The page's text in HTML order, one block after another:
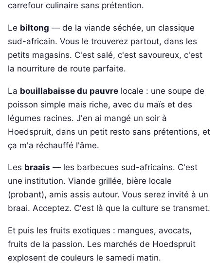
carrefour culinaire sans prétention.
Le biltong — de la viande séchée, un classique
sud-africain. Vous le trouverez partout, dans les
petits magasins. C'est salé, c'est savoureux, c'est
la nourriture de route parfaite.
La bouillabaisse du pauvre locale : une soupe de
poisson simple mais riche, avec du maïs et des
légumes racines. J'en ai mangé un soir à
Hoedspruit, dans un petit resto sans prétentions, et
ça m'a réchauffé l'âme.
Les braais — les barbecues sud-africains. C'est
une institution. Viande grillée, bière locale
(probant), amis assis autour. Vous serez invité à un
braai. Acceptez. C'est là que la culture se transmet.
Et puis les fruits exotiques : mangues, avocats,
fruits de la passion. Les marchés de Hoedspruit
explosent de couleurs le samedi matin.